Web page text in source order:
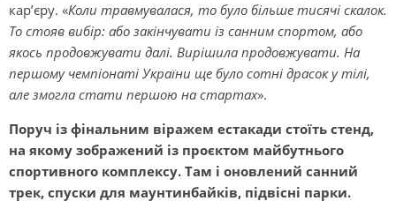
кар’єру. «Коли травмувалася, то було більше тисячі скалок.
То стояв вибір: або закінчувати із санним спортом, або
якось продовжувати далі. Вирішила продовжувати. На
першому чемпіонаті України ще було сотні драсок у тілі,
але змогла стати першою на стартах».
Поруч із фінальним віражем естакади стоїть стенд,
на якому зображений із проєктом майбутнього
спортивного комплексу. Там і оновлений санний
трек, спуски для маунтинбайків, підвісні парки.